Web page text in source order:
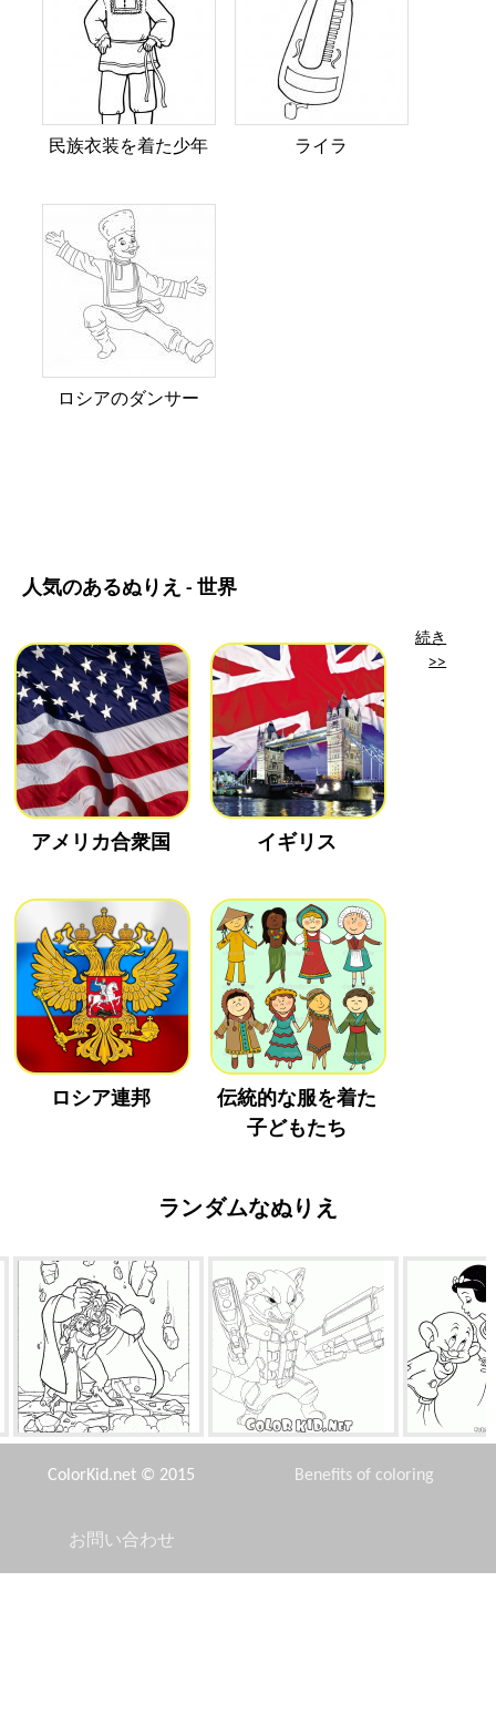
民族衣装を着た少年 ライラ
ロシアのダンサー
人気のあるぬりえ - 世界
アメリカ合衆国 イギリス
ロシア連邦
伝統的な服を着た
子どもたち
続き
>>
ランダムなぬりえ
マエストロフォルテは激怒さ
ロケットラクーン 白雪姫
ColorKid.net © 2015 Benefits of coloring
お問い合わせ